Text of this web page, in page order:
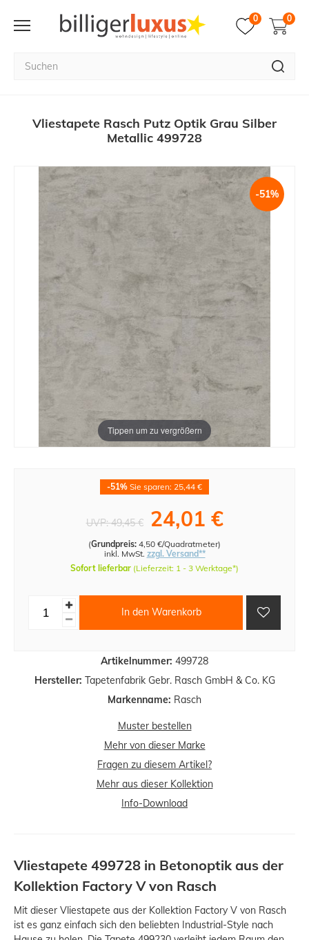
0 0
Vliestapete Rasch Putz Optik Grau Silber
Metallic 499728
Tippen um zu vergrößern
-51%
Artikelnummer: 499728
Hersteller: Tapetenfabrik Gebr. Rasch GmbH & Co. KG
Markenname: Rasch
-51% Sie sparen: 25,44 €
UVP:49,45 € 24,01 €
(Grundpreis: 4,50 €/Quadratmeter)
inkl. MwSt. zzgl. Versand**
Sofort lieferbar (Lieferzeit: 1 - 3 Werktage*)
In den Warenkorb
Muster bestellen
Mehr von dieser Marke
Fragen zu diesem Artikel?
Mehr aus dieser Kollektion
Info-Download
Vliestapete 499728 in Betonoptik aus der
Kollektion Factory V von Rasch
Mit dieser Vliestapete aus der Kollektion Factory V von Rasch
ist es ganz einfach sich den beliebten Industrial-Style nach